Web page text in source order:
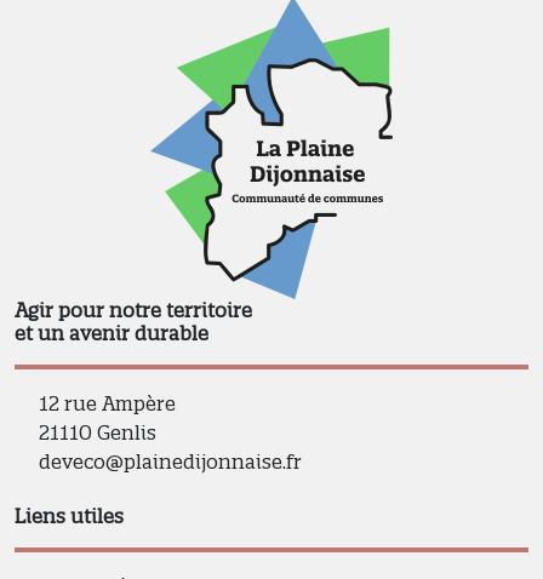
Agir pour notre territoire
et un avenir durable
12 rue Ampère
21110 Genlis
deveco@plainedijonnaise.fr
Liens utiles